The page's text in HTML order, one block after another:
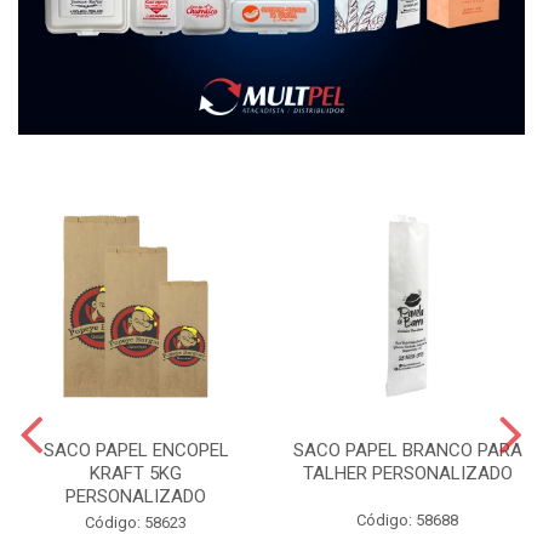
SACO PAPEL ENCOPEL
KRAFT 5KG
PERSONALIZADO
Código: 58623
SACO PAPEL BRANCO PARA
TALHER PERSONALIZADO
Código: 58688